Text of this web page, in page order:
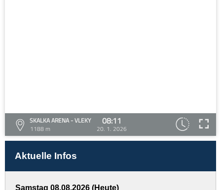
SKALKA ARENA - VLEKY
1188 m
08:11
20. 1. 2026
Aktuelle Infos
Samstag 08.08.2026 (Heute)